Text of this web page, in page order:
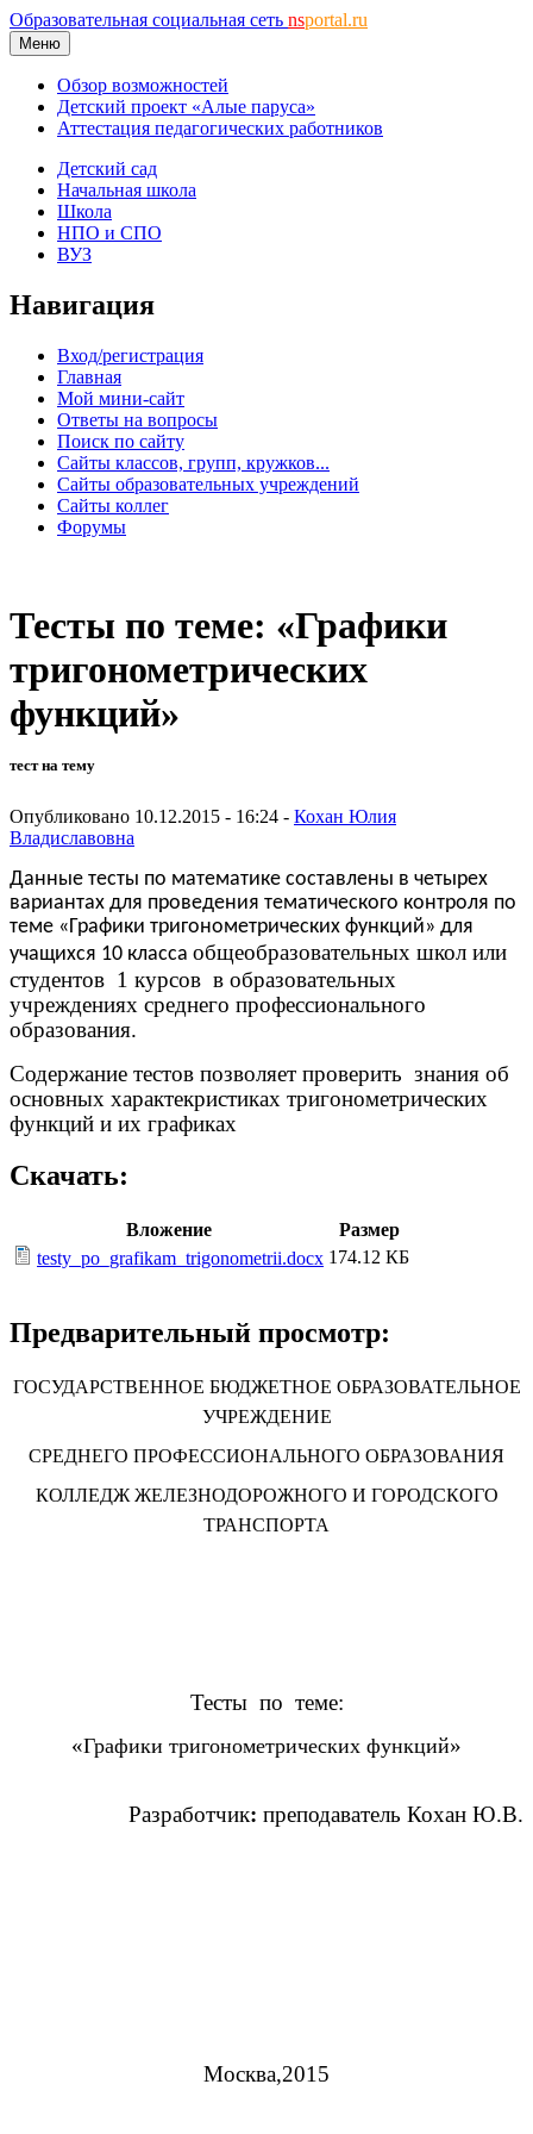
Образовательная социальная сеть nsportal.ru
Меню
Обзор возможностей
Детский проект «Алые паруса»
Аттестация педагогических работников
Детский сад
Начальная школа
Школа
НПО и СПО
ВУЗ
Навигация
Вход/регистрация
Главная
Мой мини-сайт
Ответы на вопросы
Поиск по сайту
Сайты классов, групп, кружков...
Сайты образовательных учреждений
Сайты коллег
Форумы
Тесты по теме: «Графики
тригонометрических
функций»
тест на тему
Опубликовано 10.12.2015 - 16:24 - Кохан Юлия
Владиславовна
Данные тесты по математике составлены в четырех
вариантах для проведения тематического контроля по
теме «Графики тригонометрических функций» для
учащихся 10 класса общеобразовательных школ или
студентов 1 курсов в образовательных
учреждениях среднего профессионального
образования.
Содержание тестов позволяет проверить знания об
основных характекристиках тригонометрических
функций и их графиках
Скачать:
Вложение
Размер
testy_po_grafikam_trigonometrii.docx 174.12 КБ
Предварительный просмотр:
ГОСУДАРСТВЕННОЕ БЮДЖЕТНОЕ ОБРАЗОВАТЕЛЬНОЕ
УЧРЕЖДЕНИЕ
СРЕДНЕГО ПРОФЕССИОНАЛЬНОГО ОБРАЗОВАНИЯ
КОЛЛЕДЖ ЖЕЛЕЗНОДОРОЖНОГО И ГОРОДСКОГО
ТРАНСПОРТА
Тесты по теме:
«Графики тригонометрических функций»
Разработчик: преподаватель Кохан Ю.В.
Москва,2015